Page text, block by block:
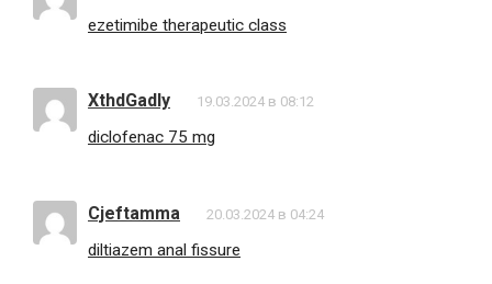
ezetimibe therapeutic class
XthdGadly 19.03.2024 в 08:12
diclofenac 75 mg
Cjeftamma 20.03.2024 в 04:24
diltiazem anal fissure